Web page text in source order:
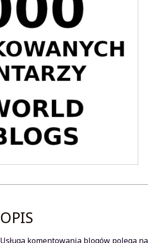
OPIS
Usługa komentowania blogów polega